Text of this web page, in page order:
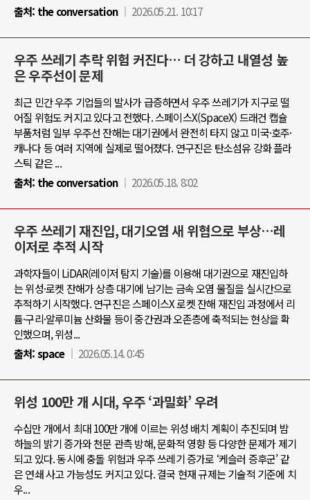
출처: the conversation 2026.05.21. 10:17
우주 쓰레기 추락 위험 커진다… 더 강하고 내열성 높
은 우주선이 문제
최근 민간 우주 기업들의 발사가 급증하면서 우주 쓰레기가 지구로 떨
어질 위험도 커지고 있다고 전했다. 스페이스X(SpaceX) 드래건 캡슐
부품처럼 일부 우주선 잔해는 대기권에서 완전히 타지 않고 미국·호주·
캐나다 등 여러 지역에 실제로 떨어졌다. 연구진은 탄소섬유 강화 플라
스틱 같은 ...
출처: the conversation 2026.05.18. 8:02
우주 쓰레기 재진입, 대기오염 새 위협으로 부상…레
이저로 추적 시작
과학자들이 LiDAR(레이저 탐지 기술)를 이용해 대기권으로 재진입하
는 위성·로켓 잔해가 상층 대기에 남기는 금속 오염 물질을 실시간으로
추적하기 시작했다. 연구진은 스페이스X 로켓 잔해 재진입 과정에서 리
튬·구리·알루미늄 산화물 등이 중간권과 오존층에 축적되는 현상을 확
인했으며, 위성...
출처:space 2026.05.14. 0:45
위성 100만 개 시대, 우주 ‘과밀화’ 우려
수십만 개에서 최대 100만 개에 이르는 위성 배치 계획이 추진되며 밤
하늘의 밝기 증가와 천문 관측 방해, 문화적 영향 등 다양한 문제가 제기
되고 있다. 동시에 충돌 위험과 우주 쓰레기 증가로 ‘케슬러 증후군’ 같
은 연쇄 사고 가능성도 커지고 있다. 결국 현재 규제는 기술적 기준에 치
우...